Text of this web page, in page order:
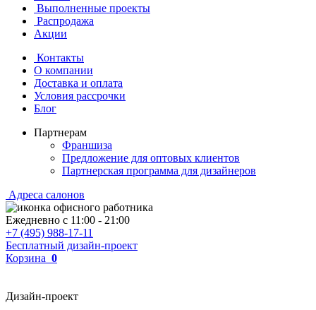
Выполненные проекты
Распродажа
Акции
Контакты
О компании
Доставка и оплата
Условия рассрочки
Блог
Партнерам
Франшиза
Предложение для оптовых клиентов
Партнерская программа для дизайнеров
Адреса салонов
Ежедневно с 11:00 - 21:00
+7 (495) 988-17-11
Бесплатный дизайн-проект
Корзина 0
Дизайн-проект